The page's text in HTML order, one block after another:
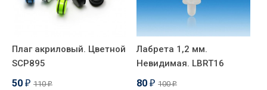
Плаг акриловый. Цветной
SCP895
50 ₽ 110₽
Лабрета 1,2 мм.
Невидимая. LBRT16
80 ₽ 100₽